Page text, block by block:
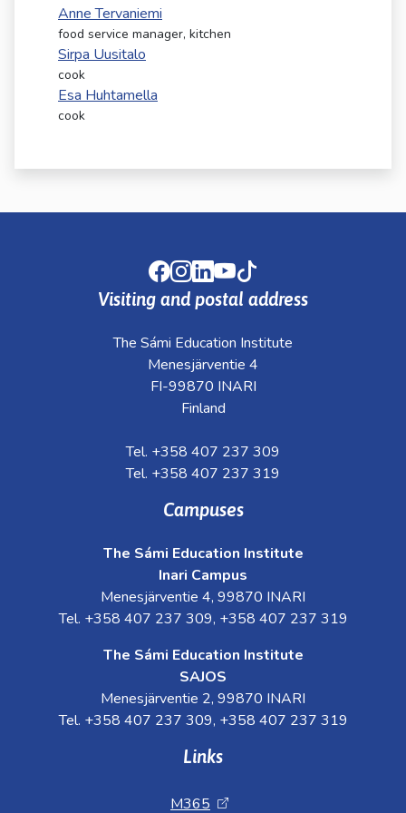
pyyhkäisyliikkeitä.
Anne Tervaniemi
food service manager, kitchen
Sirpa Uusitalo
cook
Esa Huhtamella
cook
Facebook
Instagram
LinkedIn
Youtube
Visiting and postal address
The Sámi Education Institute
Menesjärventie 4
FI-99870 INARI
Finland
Tel. +358 407 237 309
Tel. +358 407 237 319
Campuses
The Sámi Education Institute
Inari Campus
Menesjärventie 4, 99870 INARI
Tel. +358 407 237 309, +358 407 237 319
The Sámi Education Institute
SAJOS
Menesjärventie 2, 99870 INARI
Tel. +358 407 237 309, +358 407 237 319
Links
M365